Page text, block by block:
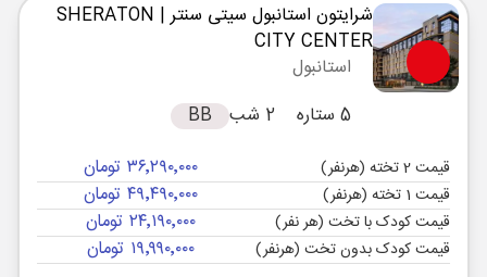
شرایتون استانبول سیتی سنتر | SHERATON
CITY CENTER
استانبول
5 ستاره
2 شب BB
قیمت 2 تخته (هرنفر) ۳۶٬۲۹۰٬۰۰۰ تومان
قیمت 1 تخته (هرنفر) ۴۹٬۴۹۰٬۰۰۰ تومان
قیمت کودک با تخت (هر نفر) ۲۴٬۱۹۰٬۰۰۰ تومان
قیمت کودک بدون تخت (هرنفر) ۱۹٬۹۹۰٬۰۰۰ تومان